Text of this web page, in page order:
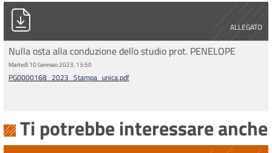
ALLEGATO
PG0000168_2023_Stampa_unica.pdf
Nulla osta alla conduzione dello studio prot. PENELOPE
Martedì 10 Gennaio 2023, 13:50
PG0000168_2023_Stampa_unica.pdf
Ti potrebbe interessare anche